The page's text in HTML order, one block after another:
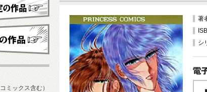
著
シ
電子
ミックス含む）